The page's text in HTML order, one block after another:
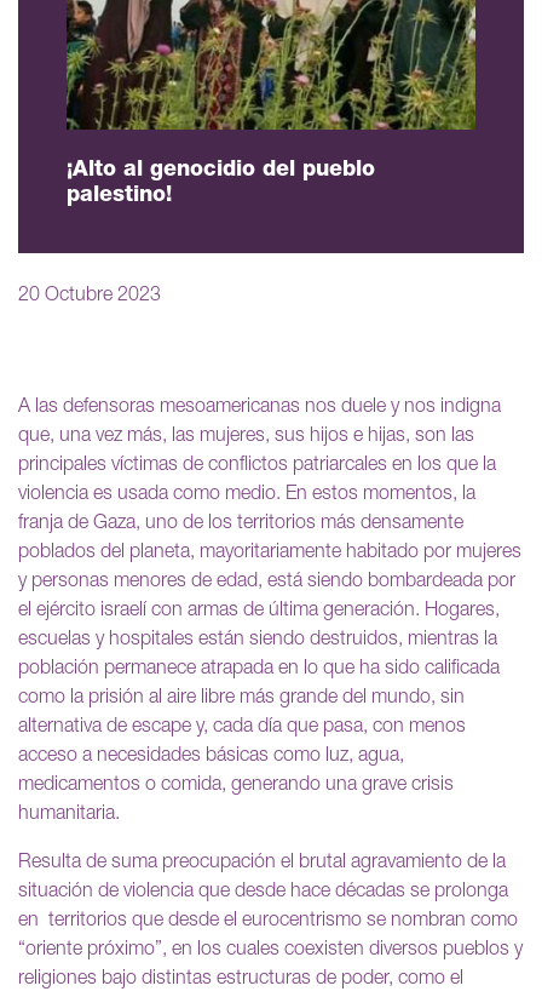
¡Alto al genocidio del pueblo
palestino!
20 Octubre 2023
A las defensoras mesoamericanas nos duele y nos indigna
que, una vez más, las mujeres, sus hijos e hijas, son las
principales víctimas de conflictos patriarcales en los que la
violencia es usada como medio. En estos momentos, la
franja de Gaza, uno de los territorios más densamente
poblados del planeta, mayoritariamente habitado por mujeres
y personas menores de edad, está siendo bombardeada por
el ejército israelí con armas de última generación. Hogares,
escuelas y hospitales están siendo destruidos, mientras la
población permanece atrapada en lo que ha sido calificada
como la prisión al aire libre más grande del mundo, sin
alternativa de escape y, cada día que pasa, con menos
acceso a necesidades básicas como luz, agua,
medicamentos o comida, generando una grave crisis
humanitaria.
Resulta de suma preocupación el brutal agravamiento de la
situación de violencia que desde hace décadas se prolonga
en territorios que desde el eurocentrismo se nombran como
“oriente próximo”, en los cuales coexisten diversos pueblos y
religiones bajo distintas estructuras de poder, como el